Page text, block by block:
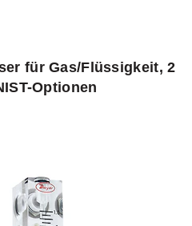
für Gas/Flüssigkeit, 2
Optionen